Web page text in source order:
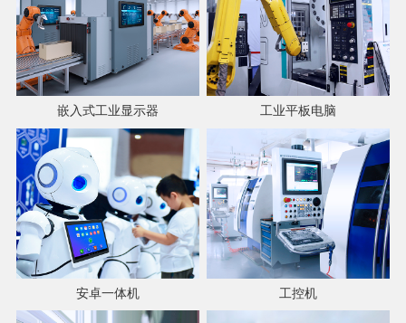
嵌入式工业显示器 工业平板电脑
安卓一体机 工控机